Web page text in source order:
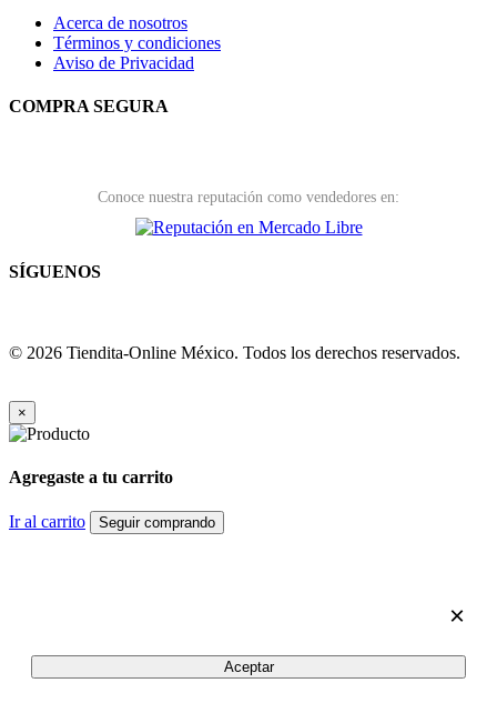
Acerca de nosotros
Términos y condiciones
Aviso de Privacidad
COMPRA SEGURA
Conoce nuestra reputación como vendedores en:
SÍGUENOS
© 2026 Tiendita-Online México. Todos los derechos reservados.
×
Agregaste a tu carrito
Ir al carrito Seguir comprando
×
Aceptar